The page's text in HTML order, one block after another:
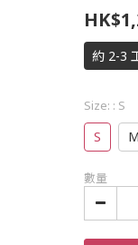
約 2-3
Size: : S
S M
數量